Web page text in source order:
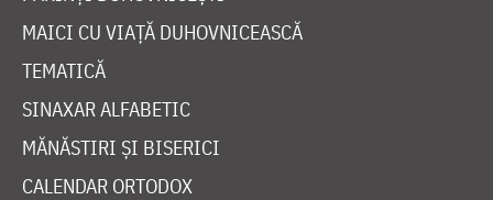
MAICI CU VIAȚĂ DUHOVNICEASCĂ
TEMATICĂ
SINAXAR ALFABETIC
MĂNĂSTIRI ȘI BISERICI
CALENDAR ORTODOX